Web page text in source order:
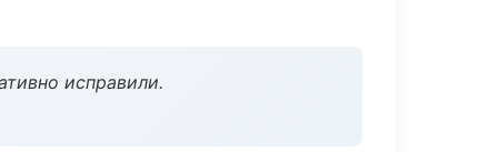
исправили.